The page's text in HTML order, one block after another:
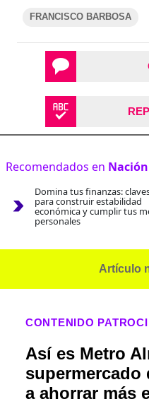
FRANCISCO BARBOSA
Recomendados en Nación
Domina tus finanzas:
para construir estabilidad
económica y cumplir tus
personales
Artículo
CONTENIDO
Así es Metro
supermercado
a ahorrar más